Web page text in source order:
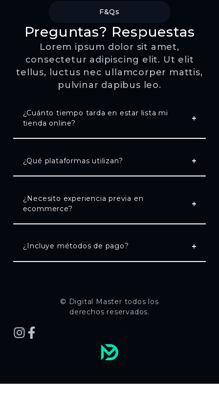
F&Qs
Preguntas? Respuestas
Lorem ipsum dolor sit amet,
consectetur adipiscing elit. Ut elit
tellus, luctus nec ullamcorper mattis,
pulvinar dapibus leo.
¿Cuánto tiempo tarda en estar lista mi
tienda online?
¿Qué plataformas utilizan?
¿Necesito experiencia previa en
ecommerce?
¿Incluye métodos de pago?
© Digital Master todos los
derechos reservados.